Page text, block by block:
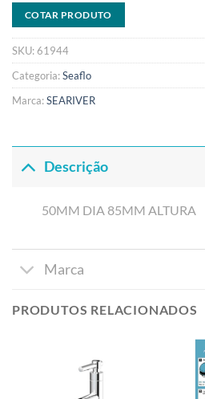
COTAR PRODUTO
SKU:61944
Categoria:Seaflo
Marca:SEARIVER
Descrição
50MM DIA 85MM ALTURA
Marca
PRODUTOS RELACIONADOS